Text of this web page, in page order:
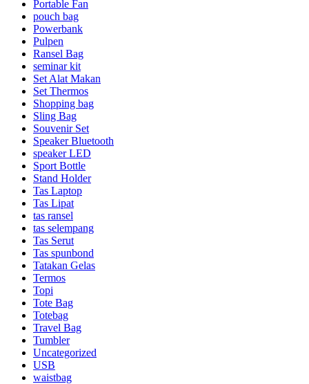
Portable Fan
pouch bag
Powerbank
Pulpen
Ransel Bag
seminar kit
Set Alat Makan
Set Thermos
Shopping bag
Sling Bag
Souvenir Set
Speaker Bluetooth
speaker LED
Sport Bottle
Stand Holder
Tas Laptop
Tas Lipat
tas ransel
tas selempang
Tas Serut
Tas spunbond
Tatakan Gelas
Termos
Topi
Tote Bag
Totebag
Travel Bag
Tumbler
Uncategorized
USB
waistbag